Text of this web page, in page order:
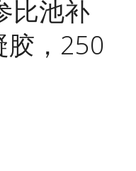
比池补
胶，250